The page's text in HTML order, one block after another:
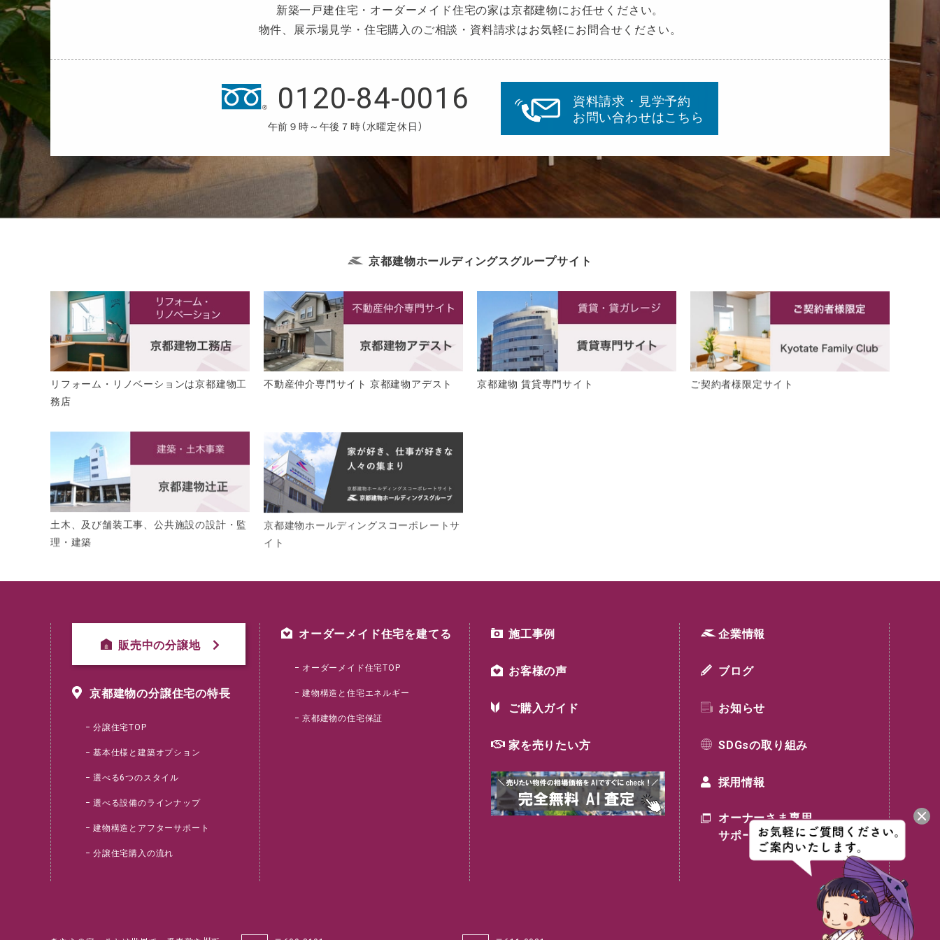
新築一戸建住宅・オーダーメイド住宅の家は京都建物にお任せください。
物件、展示場見学・住宅購入のご相談・資料請求はお気軽にお問合せください。
0120-84-0016
午前９時～午後７時（水曜定休日）
資料請求・見学予約
お問い合わせはこちら
京都建物ホールディングスグループサイト
リフォーム・リノベーションは京都建物工
務店
不動産仲介専門サイト 京都建物アデスト 京都建物 賃貸専門サイト ご契約者様限定サイト
土木、及び舗装工事、公共施設の設計・監
理・建築
京都建物ホールディングスコーポレートサ
イト
販売中の分譲地
京都建物の分譲住宅の特長
分譲住宅TOP
基本仕様と建築オプション
選べる6つのスタイル
選べる設備のラインナップ
建物構造とアフターサポート
分譲住宅購入の流れ
オーダーメイド住宅を建てる
オーダーメイド住宅TOP
建物構造と住宅エネルギー
京都建物の住宅保証
施工事例
お客様の声
ご購入ガイド
家を売りたい方
企業情報
ブログ
お知らせ
SDGsの取り組み
採用情報
オーナーさま専用
サポートサイト